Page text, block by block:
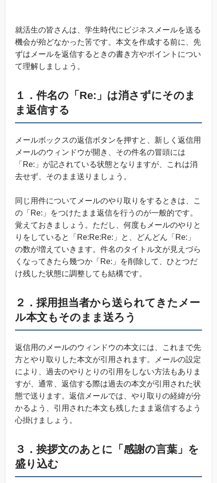
就活生の皆さんは、学生時代にビジネスメールを送る
機会が殆どなかった筈です。本文を作成する前に、先
ずはメールを返信するときの書き方やポイントについ
て理解しましょう。
１．件名の「Re: 」は消さずにそのま
ま返信する
メールボックスの返信ボタンを押すと、新しく返信用
メールのウィンドウが開き、その件名の冒頭には
「Re:」が記されている状態となりますが、これは消
去せず、そのまま送りましょう。
同じ用件についてメールのやり取りをするときは、こ
の「Re:」をつけたまま返信を行うのが一般的です。
覚えておきましょう。ただし、何度もメールのやりと
りをしていると「Re:Re:Re:」と、どんどん「Re:」
の数が増えていきます。件名のタイトル文が見えづら
くなってきたら幾つか「Re:」を削除して、ひとつだ
け残した状態に調整しても結構です。
２．採用担当者から送られてきたメー
ル本文もそのまま送ろう
返信用のメールのウィンドウの本文には、これまで先
方とやり取りした本文が引用されます。メールの設定
により、過去のやりとりの引用をしない方法もありま
すが、通常、返信する際は過去の本文が引用された状
態で送ります。返信メールでは、やり取りの経緯が分
かるよう、引用された本文も残したまま返信するよう
心掛けましょう。
３．挨拶文のあとに「感謝の言葉」を
盛り込む